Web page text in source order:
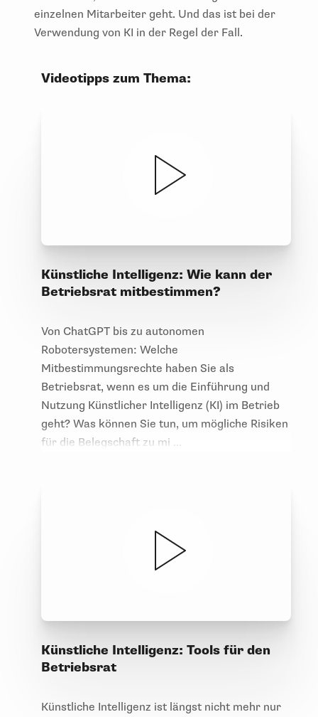
einzelnen Mitarbeiter geht. Und das ist bei der
Verwendung von KI in der Regel der Fall.
Videotipps zum Thema:
Künstliche Intelligenz: Wie kann der
Betriebsrat mitbestimmen?
Von ChatGPT bis zu autonomen
Robotersystemen: Welche
Mitbestimmungsrechte haben Sie als
Betriebsrat, wenn es um die Einführung und
Nutzung Künstlicher Intelligenz (KI) im Betrieb
geht? Was können Sie tun, um mögliche Risiken
für die Belegschaft zu mi ...
Künstliche Intelligenz: Tools für den
Betriebsrat
Künstliche Intelligenz ist längst nicht mehr nur